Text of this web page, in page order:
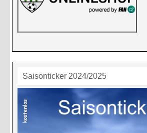
Saisonticker 2024/2025